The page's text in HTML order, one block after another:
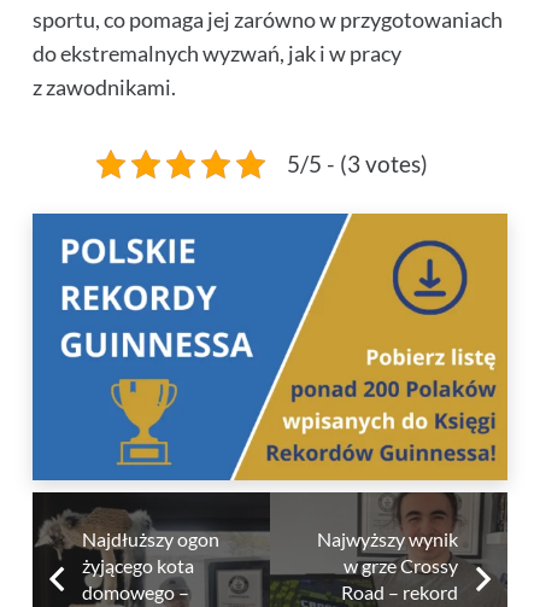
sportu, co pomaga jej zarówno w przygotowaniach
do ekstremalnych wyzwań, jak i w pracy
z zawodnikami.
5/5 - (3 votes)
Najdłuższy ogon
żyjącego kota
domowego –
Najwyższy wynik
w grze Crossy
Road – rekord